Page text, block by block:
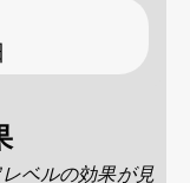
ベルの効果が見